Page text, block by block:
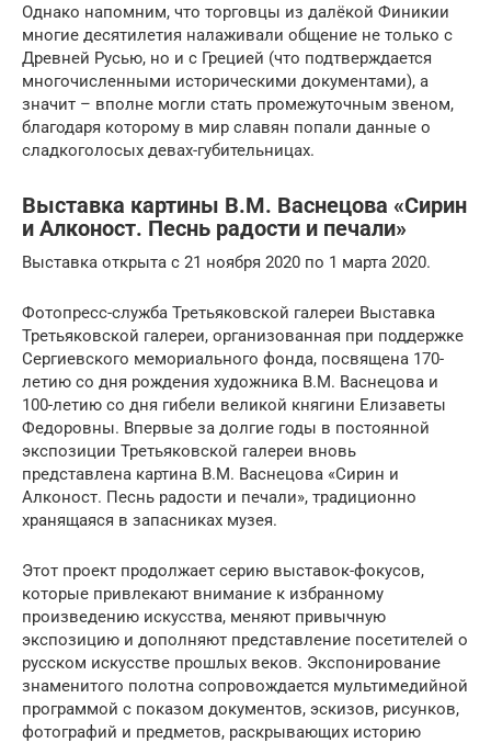
Однако напомним, что торговцы из далёкой Финикии
многие десятилетия налаживали общение не только с
Древней Русью, но и с Грецией (что подтверждается
многочисленными историческими документами), а
значит – вполне могли стать промежуточным звеном,
благодаря которому в мир славян попали данные о
сладкоголосых девах-губительницах.
Выставка картины В.М. Васнецова «Сирин
и Алконост. Песнь радости и печали»
Выставка открыта с 21 ноября 2020 по 1 марта 2020.
Фотопресс-служба Третьяковской галереи Выставка
Третьяковской галереи, организованная при поддержке
Сергиевского мемориального фонда, посвящена 170-
летию со дня рождения художника В.М. Васнецова и
100-летию со дня гибели великой княгини Елизаветы
Федоровны. Впервые за долгие годы в постоянной
экспозиции Третьяковской галереи вновь
представлена картина В.М. Васнецова «Сирин и
Алконост. Песнь радости и печали», традиционно
хранящаяся в запасниках музея.
Этот проект продолжает серию выставок-фокусов,
которые привлекают внимание к избранному
произведению искусства, меняют привычную
экспозицию и дополняют представление посетителей о
русском искусстве прошлых веков. Экспонирование
знаменитого полотна сопровождается мультимедийной
программой с показом документов, эскизов, рисунков,
фотографий и предметов, раскрывающих историю